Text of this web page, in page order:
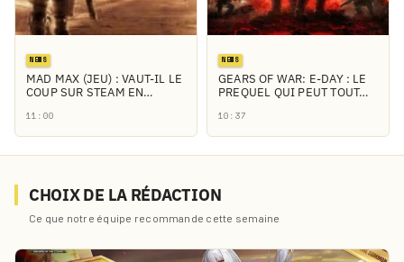
NEWS
MAD MAX (JEU) : VAUT-IL LE
COUP SUR STEAM EN…
11:00
NEWS
GEARS OF WAR: E-DAY : LE
PREQUEL QUI PEUT TOUT…
10:37
CHOIX DE LA RÉDACTION
Ce que notre équipe recommande cette semaine